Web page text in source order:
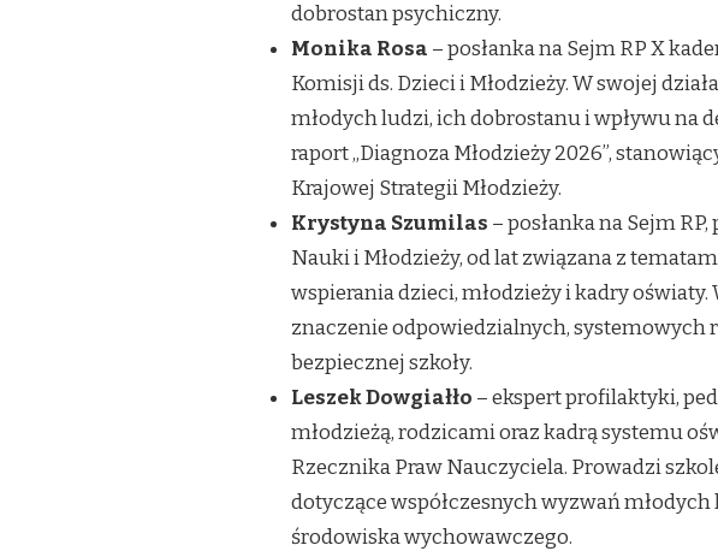
dobrostan psychiczny.
Monika Rosa – posłanka na Sejm RP X
Komisji ds. Dzieci i Młodzieży. W swojej
młodych ludzi, ich dobrostanu i wpływu na
raport „Diagnoza Młodzieży 2026”,
Krajowej Strategii Młodzieży.
Krystyna Szumilas – posłanka na Sejm
Nauki i Młodzieży, od lat związana z
wspierania dzieci, młodzieży i kadry
znaczenie odpowiedzialnych, systemowych
bezpiecznej szkoły.
Leszek Dowgiałło – ekspert profilaktyki,
młodzieżą, rodzicami oraz kadrą systemu
Rzecznika Praw Nauczyciela. Prowadzi
dotyczące współczesnych wyzwań
środowiska wychowawczego.